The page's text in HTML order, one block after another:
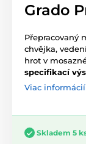
Grado
Přepracovaný
chvějka,
hrot v
specifikací
Viac informácií
Skladem 5